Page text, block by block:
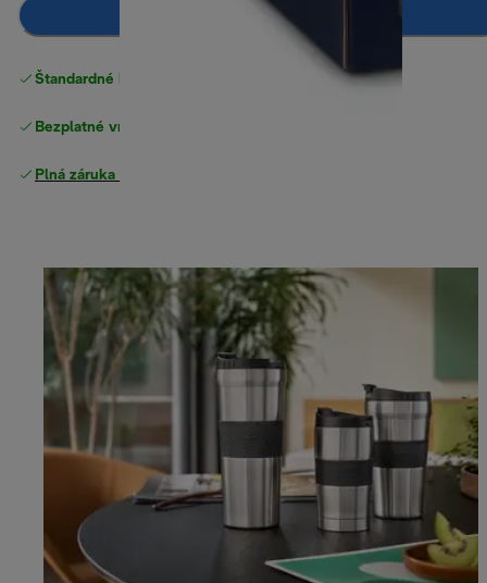
Pridať do košíka
Štandardné bezplatné doručenie
Bezplatné vrátenie tovaru
Plná záruka výrobcu